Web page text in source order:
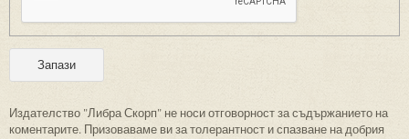
Издателство "Либра Скорп" не носи отговорност за съдържанието на
коментарите. Призоваваме ви за толерантност и спазване на добрия